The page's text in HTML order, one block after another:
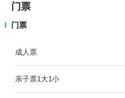
门票
门票
成人票
亲子票1大1小